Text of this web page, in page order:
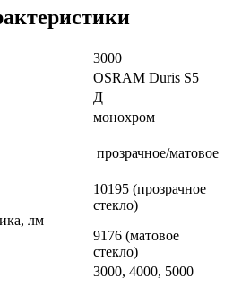
3000
OSRAM Duris S5
Д
монохром
прозрачное/матовое
лм
10195 (прозрачное
стекло)
9176 (матовое
стекло)
3000, 4000, 5000